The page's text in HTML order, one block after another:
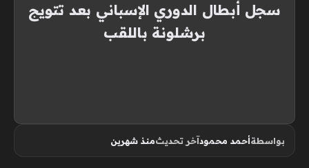
سجل أبطال الدوري الإسباني بعد تتويج
برشلونة باللقب
بواسطةأحمد محمودآخر تحديثمنذ شهرين